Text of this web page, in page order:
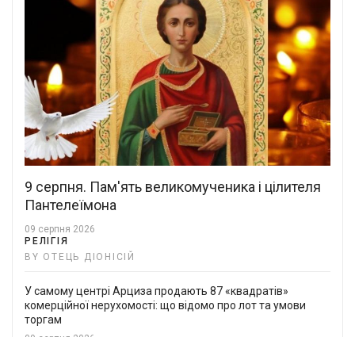
9 серпня. Пам'ять великомученика і цілителя
Пантелеїмона
09 серпня 2026
РЕЛІГІЯ
BY ОТЕЦЬ ДІОНІСІЙ
У самому центрі Арциза продають 87 «квадратів»
комерційної нерухомості: що відомо про лот та умови
торгам